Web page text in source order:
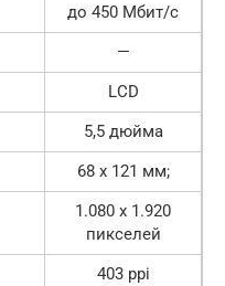
до 450 Мбит/с
—
LCD
5,5 дюйма
68 x 121 мм;
1.080 x 1.920
пикселей
403 ppi